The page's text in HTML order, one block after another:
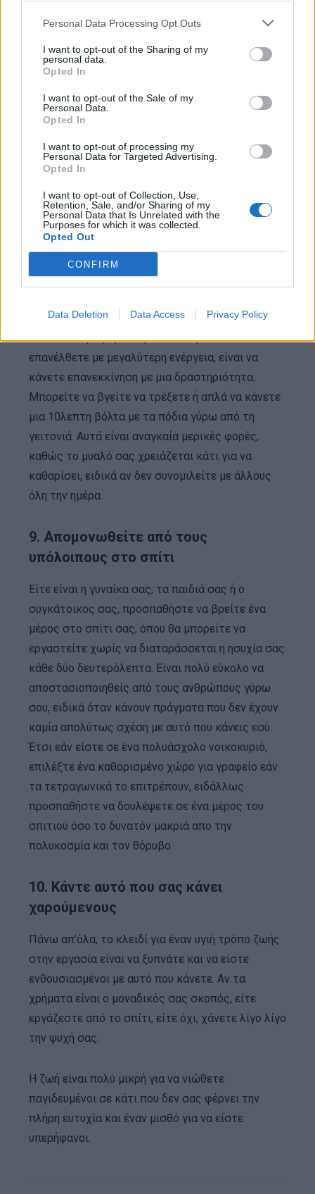
Personal Data Processing Opt Outs
I want to opt-out of the Sharing of my
personal data.
Opted In
I want to opt-out of the Sale of my
Personal Data.
Opted In
I want to opt-out of processing my
Personal Data for Targeted Advertising.
Opted In
I want to opt-out of Collection, Use,
Retention, Sale, and/or Sharing of my
Personal Data that Is Unrelated with the
Purposes for which it was collected.
Opted Out
CONFIRM
Data Deletion Data Access Privacy Policy
Όταν όμως δουλεύεις solo στο σπίτι, αυτό δεν
είναι πάντα διαθέσιμο. Γι ‘αυτό μια έξυπνη κίνηση
είναι να συνομιλείτε με συναδέλφους σας μέσω
chat για να ανταλλάζετε ιδέες και απόψεις.
Ένα από τα καλύτερα πράγματα της εργασίας από
κάνετε πράγματα που θα αναβάλλατε αν είχατε
τα ωράρια ενός παραδοσιακού γραφείου.
8. Κάντε επανεκκίνηση όταν αυτό
χρειάζεται
Εάν αισθάνεστε εξαντλημένοι και χωρίς κίνητρο,
ο ευκολότερος τρόπος να το διορθώσετε και να
επανέλθετε με μεγαλύτερη ενέργεια, είναι να
κάνετε επανεκκίνηση με μια δραστηριότητα.
Μπορείτε να βγείτε να τρέξετε ή απλά να κάνετε
μια 10λεπτη βόλτα με τα πόδια γύρω από τη
γειτονιά. Αυτά είναι αναγκαία μερικές φορές,
καθώς το μυαλό σας χρειάζεται κάτι για να
καθαρίσει, ειδικά αν δεν συνομιλείτε με άλλους
όλη την ημέρα.
9. Απομονωθείτε από τους
υπόλοιπους στο σπίτι
Είτε είναι η γυναίκα σας, τα παιδιά σας ή ο
συγκάτοικος σας, προσπαθήστε να βρείτε ένα
μέρος στο σπίτι σας, όπου θα μπορείτε να
εργαστείτε χωρίς να διαταράσσεται η ησυχία σας
κάθε δύο δευτερόλεπτα. Είναι πολύ εύκολο να
αποστασιοποιηθείς από τους ανθρώπους γύρω
σου, ειδικά όταν κάνουν πράγματα που δεν έχουν
καμία απολύτως σχέση με αυτό που κάνεις εσύ.
Έτσι εάν είστε σε ένα πολυάσχολο νοικοκυριό,
επιλέξτε ένα καθορισμένο χώρο για γραφείο εάν
τα τετραγωνικά το επιτρέπουν, ειδάλλως
προσπαθήστε να δουλέψετε σε ένα μέρος του
σπιτιού όσο το δυνατόν μακριά απο την
πολυκοσμία και τον θόρυβο.
10. Κάντε αυτό που σας κάνει
χαρούμενους
Πάνω απ’όλα, το κλειδί για έναν υγιή τρόπο ζωής
στην εργασία είναι να ξυπνάτε και να είστε
ενθουσιασμένοι με αυτό που κάνετε. Αν τα
χρήματα είναι ο μοναδικός σας σκοπός, είτε
εργάζεστε από το σπίτι, είτε όχι, χάνετε λίγο λίγο
την ψυχή σας.
Η ζωή είναι πολύ μικρή για να νιώθετε
παγιδευμένοι σε κάτι που δεν σας φέρνει την
πλήρη ευτυχία και έναν μισθό για να είστε
υπερήφανοι.